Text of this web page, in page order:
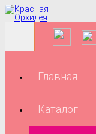
Главная
Каталог